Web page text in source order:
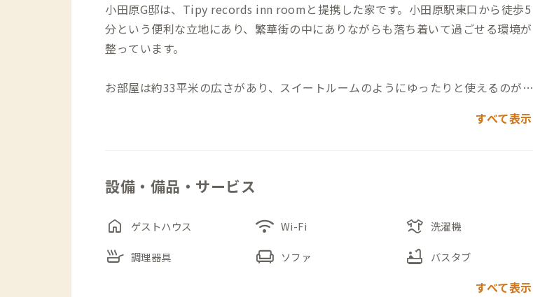
小田原G邸は、Tipy records inn roomと提携した家です。小田原駅東口から徒歩5
分という便利な立地にあり、繁華街の中にありながらも落ち着いて過ごせる環境が
整っています。
お部屋は約33平米の広さがあり、スイートルームのようにゆったりと使えるのが特
も、二人で滞在するにも心地よい空間です。広めの間取りなので、荷物が多いとき
家の周辺には小田原ならではの魅力が詰まっています。駅前の商店街を歩けば、昔
を延ばせば小田原城や海にもアクセスでき、まちあるきや歴史探訪も気軽に楽しめ
さらにTipyオリジナルのローカルマップが用意されているため、ネットでは見つけ
すべて表示
設備・備品・サービス
home ゲストハウス wifi Wi-Fi laundry 洗濯機
skillet 調理器具 chair ソファ bathtub バスタブ
すべて表示